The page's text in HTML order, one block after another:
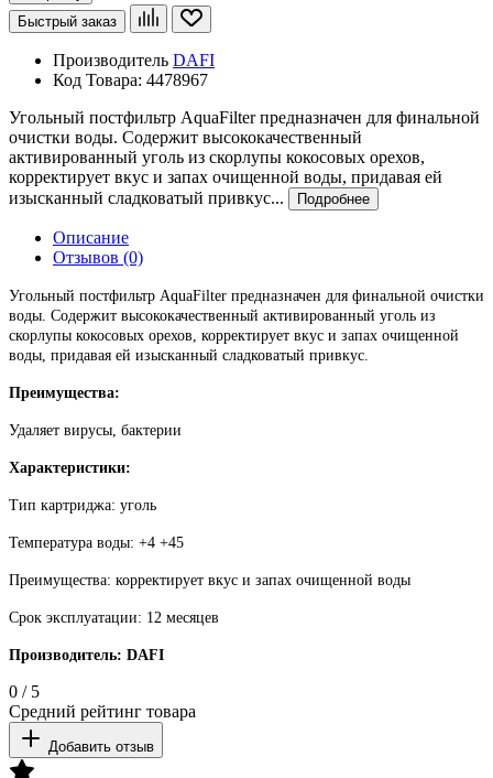
Быстрый заказ
Производитель DAFI
Код Товара: 4478967
Угольный постфильтр AquaFilter предназначен для финальной
очистки воды. Содержит высококачественный
активированный уголь из скорлупы кокосовых орехов,
корректирует вкус и запах очищенной воды, придавая ей
изысканный сладковатый привкус...
Подробнее
Описание
Отзывов (0)
Угольный постфильтр AquaFilter предназначен для финальной очистки
воды. Содержит высококачественный активированный уголь из
скорлупы кокосовых орехов, корректирует вкус и запах очищенной
воды, придавая ей изысканный сладковатый привкус.
Преимущества:
Удаляет вирусы, бактерии
Характеристики:
Тип картриджа: уголь
Температура воды: +4 +45
Преимущества: корректирует вкус и запах очищенной воды
Срок эксплуатации: 12 месяцев
Производитель: DAFI
0 / 5
Средний рейтинг товара
Добавить отзыв